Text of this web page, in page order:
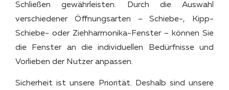
Schließen gewährleisten. Durch die Auswahl
verschiedener Öffnungsarten – Schiebe-, Kipp-
Schiebe- oder Ziehharmonika-Fenster – können Sie
die Fenster an die individuellen Bedürfnisse und
Vorlieben der Nutzer anpassen.
Sicherheit ist unsere Priorität. Deshalb sind unsere